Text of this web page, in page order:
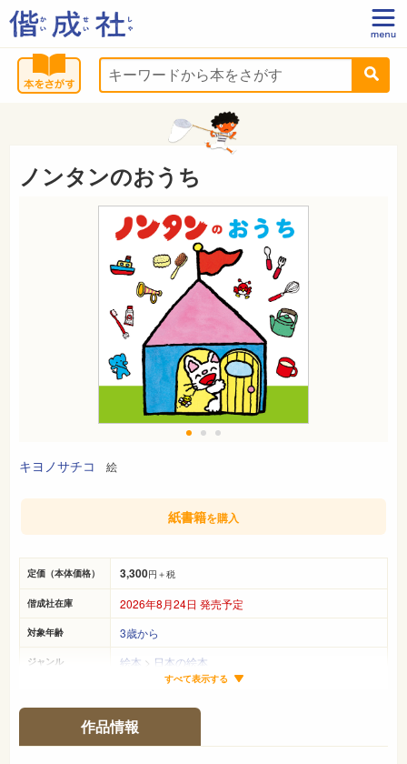
ノンタンのおうち
キヨノサチコ 絵
定価（本体価格） 3,300円＋税
偕成社在庫 2026年8月24日 発売予定
対象年齢 3歳から
ジャンル 絵本 > 日本の絵本
6ページ
ISBN 978-4-03-217540-0
すべて表示する
紙書籍を購入
作品情報